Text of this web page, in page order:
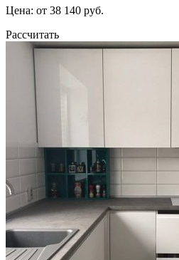
Цена: от 38 140 руб.
Рассчитать